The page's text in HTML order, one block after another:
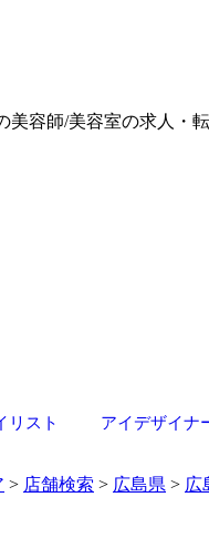
容師/美容室の求人・
リスト アイデザイナ
> 店舗検索 > 広島県 > 広